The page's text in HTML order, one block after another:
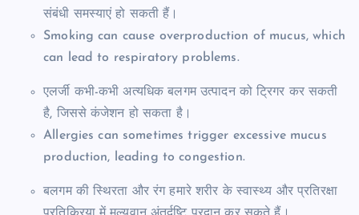
संबंधी समस्याएं हो सकती हैं।
Smoking can cause overproduction of mucus, which
can lead to respiratory problems.
एलर्जी कभी-कभी अत्यधिक बलगम उत्पादन को ट्रिगर कर सकती
है, जिससे कंजेशन हो सकता है।
Allergies can sometimes trigger excessive mucus
production, leading to congestion.
बलगम की स्थिरता और रंग हमारे शरीर के स्वास्थ्य और प्रतिरक्षा